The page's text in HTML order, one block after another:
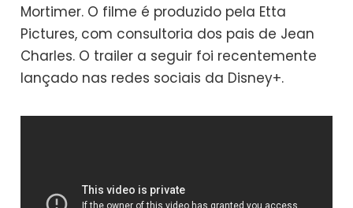
Mortimer. O filme é produzido pela Etta
Pictures, com consultoria dos pais de Jean
Charles. O trailer a seguir foi recentemente
lançado nas redes sociais da Disney+.